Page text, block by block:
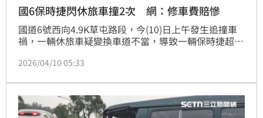
國6保時捷閃休旅車撞2次 網：修車費賠慘
國道6號西向4.9K草屯路段，今(10)日上午發生追撞車
禍，一輛休旅車疑變換車道不當，導致一輛保時捷超跑
天翻覆在內側車道，2車駕駛則自行脫困，命大沒有受
示，若肇事責任在休旅車較多，光是賠償保時捷超跑修
車費就賠慘了。
2026/04/10 05:33